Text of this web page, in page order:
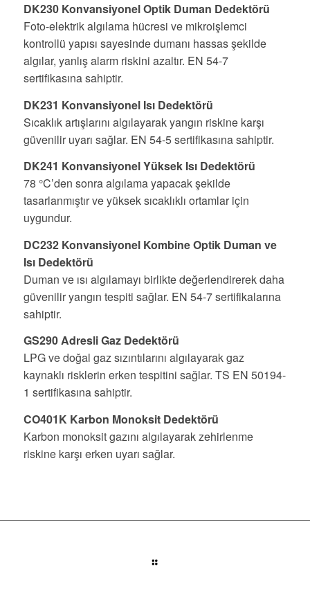
DK230 Konvansiyonel Optik Duman Dedektörü
Foto-elektrik algılama hücresi ve mikroişlemci
kontrollü yapısı sayesinde dumanı hassas şekilde
algılar, yanlış alarm riskini azaltır. EN 54-7
sertifikasına sahiptir.
DK231 Konvansiyonel Isı Dedektörü
Sıcaklık artışlarını algılayarak yangın riskine karşı
güvenilir uyarı sağlar. EN 54-5 sertifikasına sahiptir.
DK241 Konvansiyonel Yüksek Isı Dedektörü
78 °C’den sonra algılama yapacak şekilde
tasarlanmıştır ve yüksek sıcaklıklı ortamlar için
uygundur.
DC232 Konvansiyonel Kombine Optik Duman ve
Isı Dedektörü
Duman ve ısı algılamayı birlikte değerlendirerek daha
güvenilir yangın tespiti sağlar. EN 54-7 sertifikalarına
sahiptir.
GS290 Adresli Gaz Dedektörü
LPG ve doğal gaz sızıntılarını algılayarak gaz
kaynaklı risklerin erken tespitini sağlar. TS EN 50194-
1 sertifikasına sahiptir.
CO401K Karbon Monoksit Dedektörü
Karbon monoksit gazını algılayarak zehirlenme
riskine karşı erken uyarı sağlar.